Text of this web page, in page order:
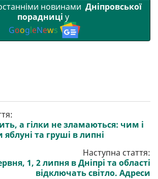
новинами Дніпровської
порадниці у
GoogleNews
а гілки не зламаються: чим і
яблуні та груші в липні
Наступна стаття:
1, 2 липня в Дніпрі та області
відключать світло. Адреси